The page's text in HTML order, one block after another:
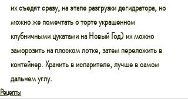
их съедят сразу, на этапе разгрузки дегидратора, но
можно же помечтать о торте украшенном
клубничными цукатами на Новый Год) их можно
заморозить на плоском лотке, затем переложить в
контейнер. Хранить в испарителе, лучше в самом
дальнем углу.
Рецепты